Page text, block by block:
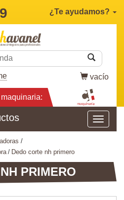
¿Te ayudamos?
vacío
dedo corte nh primero
PRIMERO